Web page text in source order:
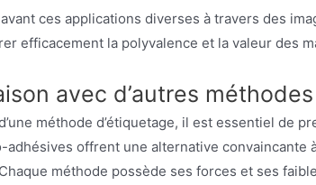
ces applications diverses à travers des
efficacement la polyvalence et la valeur des
avec d’autres
méthode d’étiquetage, il est essentiel de
adhésives offrent une alternative convaincante
méthode possède ses forces et ses